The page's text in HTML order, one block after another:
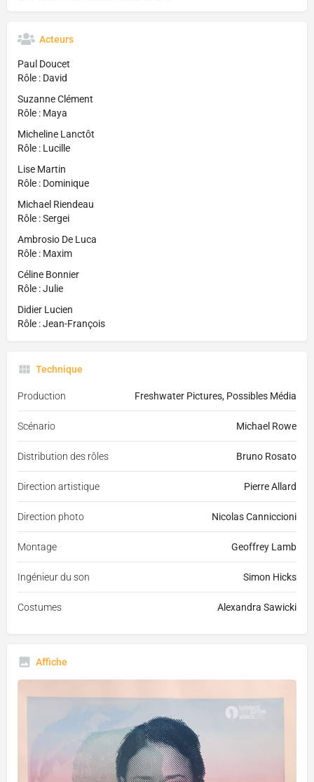
Acteurs
Paul Doucet
Rôle : David
Suzanne Clément
Rôle : Maya
Micheline Lanctôt
Rôle : Lucille
Lise Martin
Rôle : Dominique
Michael Riendeau
Rôle : Sergei
Ambrosio De Luca
Rôle : Maxim
Céline Bonnier
Rôle : Julie
Didier Lucien
Rôle : Jean-François
Technique
Production Freshwater Pictures, Possibles Média
Scénario Michael Rowe
Distribution des rôles Bruno Rosato
Direction artistique Pierre Allard
Direction photo Nicolas Canniccioni
Montage Geoffrey Lamb
Ingénieur du son Simon Hicks
Costumes Alexandra Sawicki
Affiche